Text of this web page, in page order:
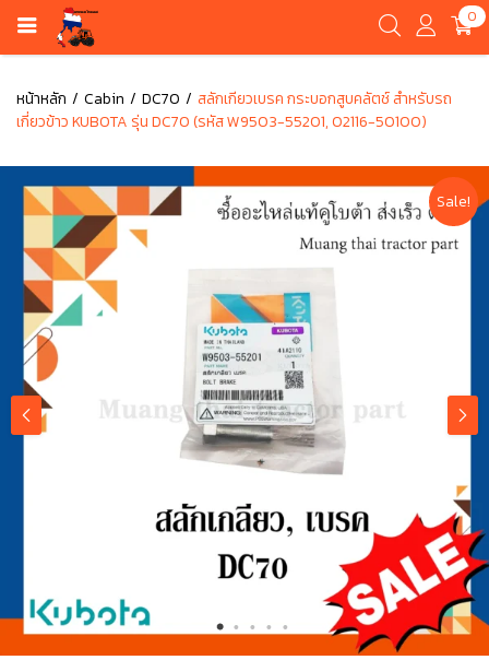
0
หน้าหลัก Cabin DC70
สลักเกียวเบรค กระบอกสูบคลัตช์ สำหรับรถ
เกี่ยวข้าว KUBOTA รุ่น DC70 (รหัส W9503-55201, 02116-50100)
Sale!